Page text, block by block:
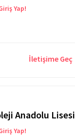
Yap!
İletişime Geç
Anadolu Lisesi
Yap!